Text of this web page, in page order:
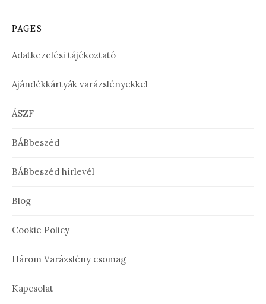
PAGES
Adatkezelési tájékoztató
Ajándékkártyák varázslényekkel
ÁSZF
BÁBbeszéd
BÁBbeszéd hírlevél
Blog
Cookie Policy
Három Varázslény csomag
Kapcsolat